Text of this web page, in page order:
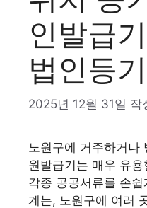
인발급
법인등
2025년 12월 31일 작
노원구에 거주하거나
원발급기는 매우 유
각종 공공서류를 손
계는, 노원구에 여러